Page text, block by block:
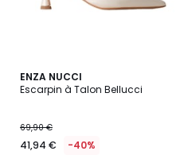
ENZA NUCCI
Escarpin à Talon Bellucci
69,90 €
41,94 € -40%